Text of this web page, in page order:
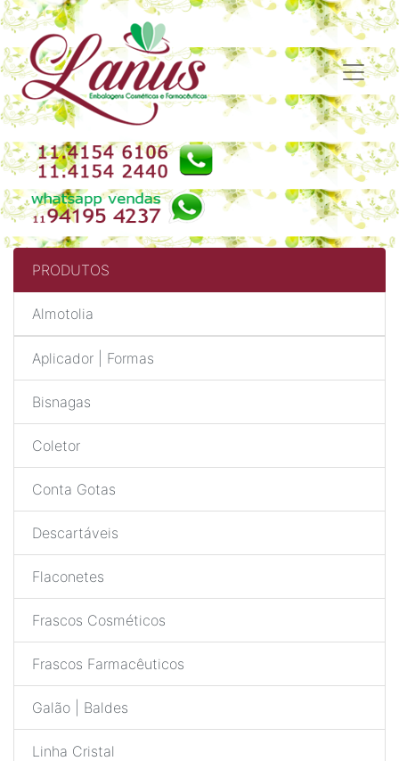
PRODUTOS
Almotolia
Aplicador | Formas
Bisnagas
Coletor
Conta Gotas
Descartáveis
Flaconetes
Frascos Cosméticos
Frascos Farmacêuticos
Galão | Baldes
Linha Cristal